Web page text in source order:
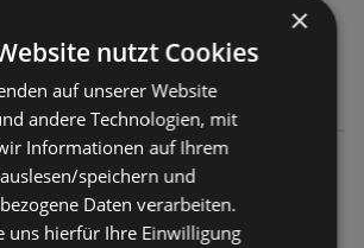
×
nutzt Cookies
auf unserer Website
andere Technologien, mit
Informationen auf Ihrem
speichern und
Daten verarbeiten.
uns hierfür Ihre Einwilligung